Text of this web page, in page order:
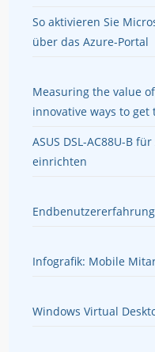
So aktivieren Sie
über das Azure-Portal
Measuring the value
innovative ways to get
ASUS DSL-AC88U-B
einrichten
Endbenutzererfahrung
Infografik: Mobile
Windows Virtual